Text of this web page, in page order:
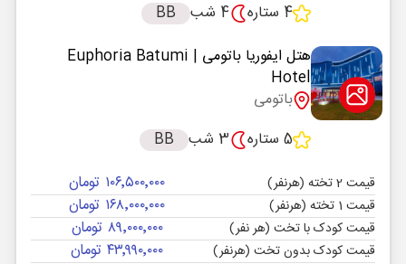
4 ستاره
4 شب
BB
هتل ایفوریا باتومی
| Euphoria Batumi
Hotel
باتومی
5 ستاره
3 شب BB
قیمت 2 تخته (هرنفر) ۱۰۶٬۵۰۰٬۰۰۰ تومان
قیمت 1 تخته (هرنفر) ۱۶۸٬۰۰۰٬۰۰۰ تومان
قیمت کودک با تخت (هر نفر) ۸۹٬۰۰۰٬۰۰۰ تومان
قیمت کودک بدون تخت (هرنفر) ۴۳٬۹۹۰٬۰۰۰ تومان